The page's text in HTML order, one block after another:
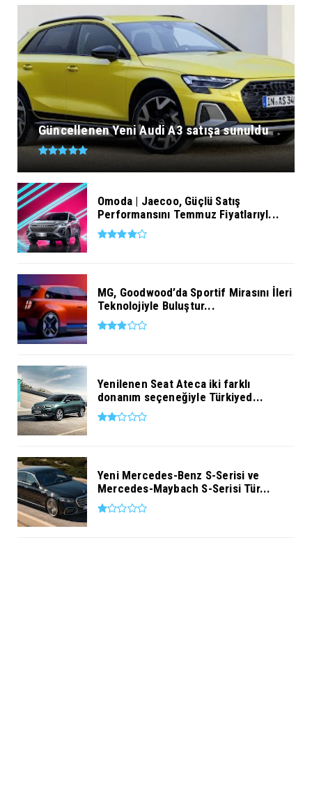
Güncellenen Yeni Audi A3 satışa sunuldu
Omoda | Jaecoo, Güçlü Satış
Performansını Temmuz Fiyatlarıyl...
MG, Goodwood’da Sportif Mirasını İleri
Teknolojiyle Buluştur...
Yenilenen Seat Ateca iki farklı
donanım seçeneğiyle Türkiyed...
Yeni Mercedes-Benz S-Serisi ve
Mercedes-Maybach S-Serisi Tür...